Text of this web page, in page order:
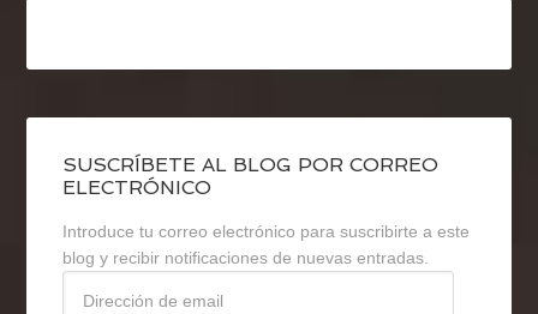
SUSCRÍBETE AL BLOG POR CORREO
ELECTRÓNICO
Introduce tu correo electrónico para suscribirte a este
blog y recibir notificaciones de nuevas entradas.